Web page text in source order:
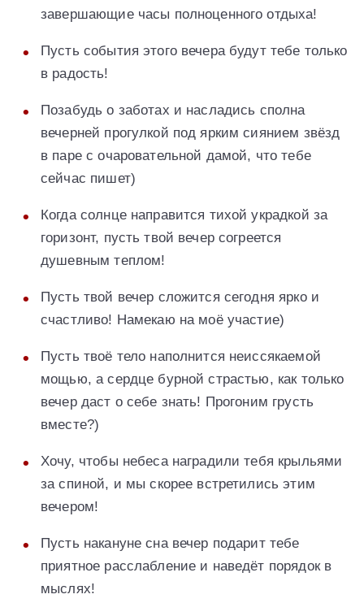
завершающие часы полноценного отдыха!
Пусть события этого вечера будут тебе только
в радость!
Позабудь о заботах и насладись сполна
вечерней прогулкой под ярким сиянием звёзд
в паре с очаровательной дамой, что тебе
сейчас пишет)
Когда солнце направится тихой украдкой за
горизонт, пусть твой вечер согреется
душевным теплом!
Пусть твой вечер сложится сегодня ярко и
счастливо! Намекаю на моё участие)
Пусть твоё тело наполнится неиссякаемой
мощью, а сердце бурной страстью, как только
вечер даст о себе знать! Прогоним грусть
вместе?)
Хочу, чтобы небеса наградили тебя крыльями
за спиной, и мы скорее встретились этим
вечером!
Пусть накануне сна вечер подарит тебе
приятное расслабление и наведёт порядок в
мыслях!